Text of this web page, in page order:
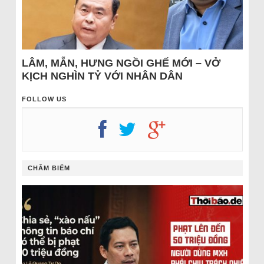
LÂM, MẪN, HƯNG NGỒI GHẾ MỚI – VỞ
KỊCH NGHÌN TỶ VỚI NHÂN DÂN
FOLLOW US
CHÂM BIẾM